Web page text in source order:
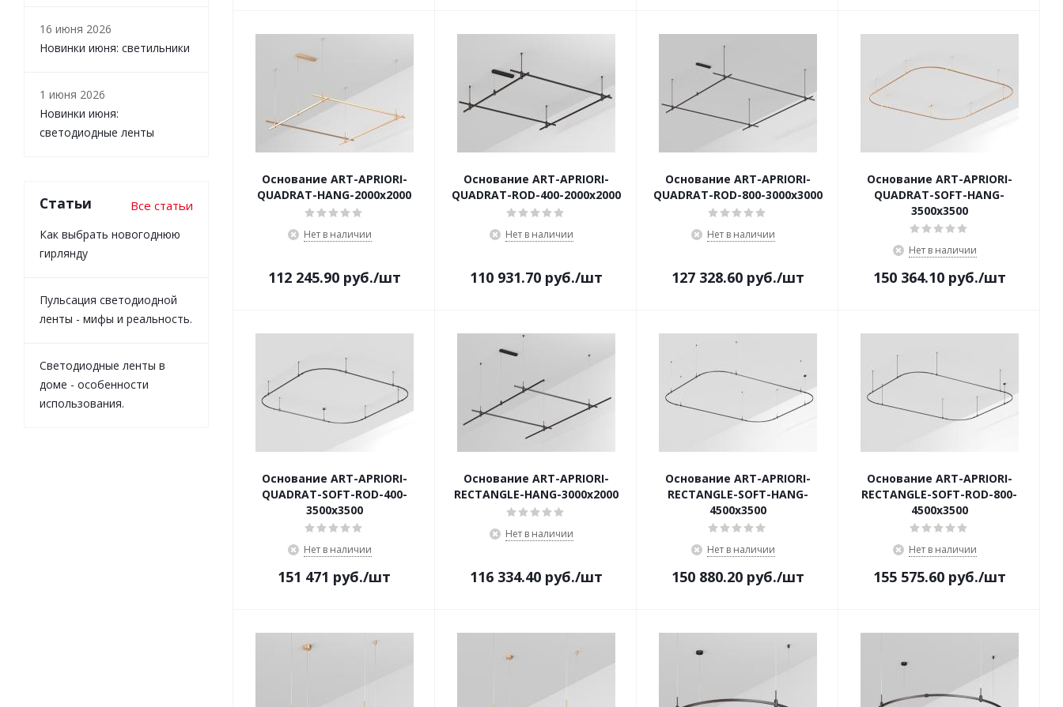
Основание ART-APRIORI-
QUADRAT-HANG-2000x2000
Нет в наличии
112 245.90руб./шт
Основание ART-APRIORI-
QUADRAT-ROD-400-2000x2000
Нет в наличии
110 931.70руб./шт
Основание ART-APRIORI-
QUADRAT-ROD-800-3000x3000
Нет в наличии
127 328.60руб./шт
Основание ART-APRIORI-
QUADRAT-SOFT-HANG-
3500x3500
Нет в наличии
150 364.10руб./шт
Основание ART-APRIORI-
QUADRAT-SOFT-ROD-400-
3500x3500
Нет в наличии
151 471 руб./шт
Основание ART-APRIORI-
RECTANGLE-HANG-3000x2000
Нет в наличии
116 334.40руб./шт
Основание ART-APRIORI-
RECTANGLE-SOFT-HANG-
4500x3500
Нет в наличии
150 880.20руб./шт
Основание ART-APRIORI-
RECTANGLE-SOFT-ROD-800-
4500x3500
Нет в наличии
155 575.60руб./шт
16 июня 2026
Новинки июня: светильники
1 июня 2026
Новинки июня:
светодиодные ленты
Статьи Все статьи
Как выбрать новогоднюю
гирлянду
Пульсация светодиодной
ленты - мифы и реальность.
Светодиодные ленты в
доме - особенности
использования.